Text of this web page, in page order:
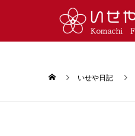
いせや日記